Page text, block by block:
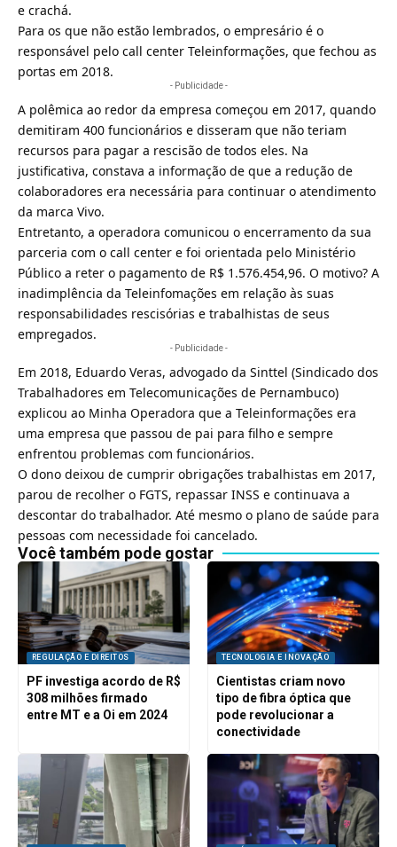
e crachá.
Para os que não estão lembrados, o empresário é o
responsável pelo call center Teleinformações, que fechou as
portas em 2018.
- Publicidade -
A polêmica ao redor da empresa começou em 2017, quando
demitiram 400 funcionários e disseram que não teriam
recursos para pagar a rescisão de todos eles. Na
justificativa, constava a informação de que a redução de
colaboradores era necessária para continuar o atendimento
da marca Vivo.
Entretanto, a operadora comunicou o encerramento da sua
parceria com o call center e foi orientada pelo Ministério
Público a reter o pagamento de R$ 1.576.454,96. O motivo? A
inadimplência da Teleinfomações em relação às suas
responsabilidades rescisórias e trabalhistas de seus
empregados.
- Publicidade -
Em 2018, Eduardo Veras, advogado da Sinttel (Sindicado dos
Trabalhadores em Telecomunicações de Pernambuco)
explicou ao Minha Operadora que a Teleinformações era
uma empresa que passou de pai para filho e sempre
enfrentou problemas com funcionários.
O dono deixou de cumprir obrigações trabalhistas em 2017,
parou de recolher o FGTS, repassar INSS e continuava a
descontar do trabalhador. Até mesmo o plano de saúde para
pessoas com necessidade foi cancelado.
Você também pode gostar
REGULAÇÃO E DIREITOS
PF investiga acordo de R$
308 milhões firmado
entre MT e a Oi em 2024
TECNOLOGIA E INOVAÇÃO
Cientistas criam novo
tipo de fibra óptica que
pode revolucionar a
conectividade